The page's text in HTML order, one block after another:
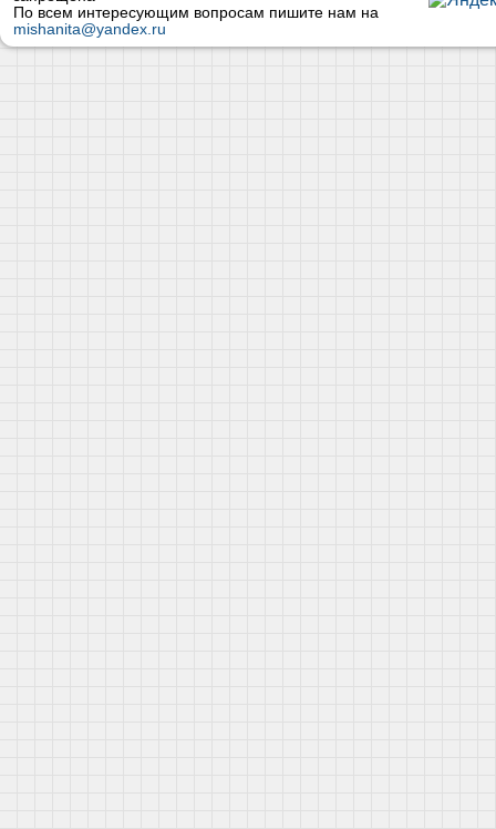
По всем интересующим вопросам пишите нам на
mishanita@yandex.ru